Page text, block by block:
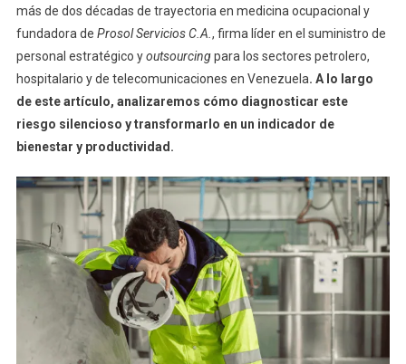
más de dos décadas de trayectoria en medicina ocupacional y
fundadora de Prosol Servicios C.A., firma líder en el suministro de
personal estratégico youtsourcingpara los sectores petrolero,
hospitalario y de telecomunicaciones en Venezuela. A lo largo
de este artículo, analizaremos cómo diagnosticar este
riesgo silencioso y transformarlo en un indicador de
bienestar y productividad.